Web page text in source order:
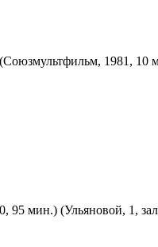
1981, 10
95 мин.) (Ульяновой, 1,